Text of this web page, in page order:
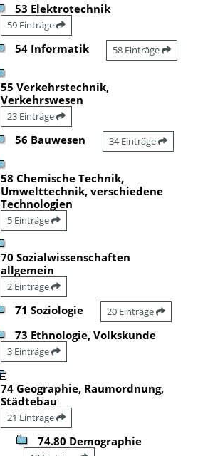
53 Elektrotechnik
59 Einträge
54 Informatik 58 Einträge
55 Verkehrstechnik,
Verkehrswesen
23 Einträge
56 Bauwesen 34 Einträge
58 Chemische Technik,
Umwelttechnik, verschiedene
Technologien
5 Einträge
70 Sozialwissenschaften
allgemein
2 Einträge
71 Soziologie 20 Einträge
73 Ethnologie, Volkskunde
3 Einträge
74 Geographie, Raumordnung,
Städtebau
21 Einträge
74.80 Demographie